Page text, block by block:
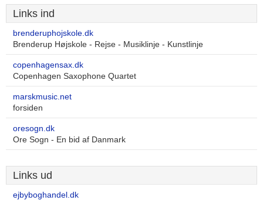
Links ind
brenderuphojskole.dk
Brenderup Højskole - Rejse - Musiklinje - Kunstlinje
copenhagensax.dk
Copenhagen Saxophone Quartet
marskmusic.net
forsiden
oresogn.dk
Ore Sogn - En bid af Danmark
Links ud
ejbyboghandel.dk